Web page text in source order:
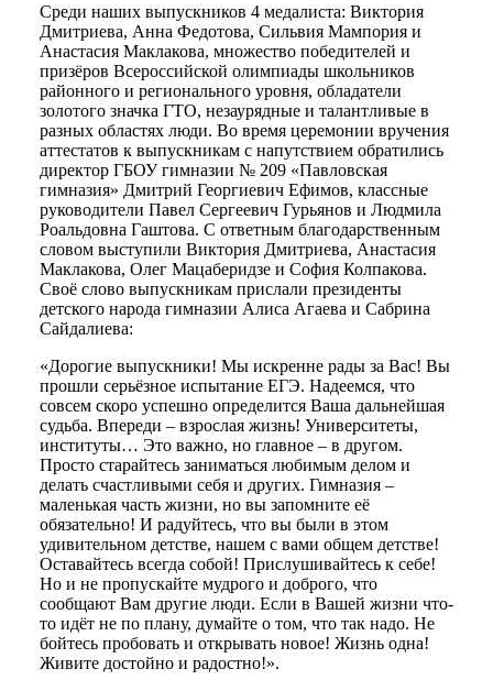
Среди наших выпускников 4 медалиста: Виктория
Дмитриева, Анна Федотова, Сильвия Мампория и
Анастасия Маклакова, множество победителей и
призёров Всероссийской олимпиады школьников
районного и регионального уровня, обладатели
золотого значка ГТО, незаурядные и талантливые в
разных областях люди. Во время церемонии вручения
аттестатов к выпускникам с напутствием обратились
директор ГБОУ гимназии № 209 «Павловская
гимназия» Дмитрий Георгиевич Ефимов, классные
руководители Павел Сергеевич Гурьянов и Людмила
Роальдовна Гаштова. С ответным благодарственным
словом выступили Виктория Дмитриева, Анастасия
Маклакова, Олег Мацаберидзе и София Колпакова.
Своё слово выпускникам прислали президенты
детского народа гимназии Алиса Агаева и Сабрина
Сайдалиева:
«Дорогие выпускники! Мы искренне рады за Вас! Вы
прошли серьёзное испытание ЕГЭ. Надеемся, что
совсем скоро успешно определится Ваша дальнейшая
судьба. Впереди – взрослая жизнь! Университеты,
институты… Это важно, но главное – в другом.
Просто старайтесь заниматься любимым делом и
делать счастливыми себя и других. Гимназия –
маленькая часть жизни, но вы запомните её
обязательно! И радуйтесь, что вы были в этом
удивительном детстве, нашем с вами общем детстве!
Оставайтесь всегда собой! Прислушивайтесь к себе!
Но и не пропускайте мудрого и доброго, что
сообщают Вам другие люди. Если в Вашей жизни что-
то идёт не по плану, думайте о том, что так надо. Не
бойтесь пробовать и открывать новое! Жизнь одна!
Живите достойно и радостно!».